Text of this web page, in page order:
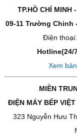
TP.HỒ CHÍ MINH
09-11 Trường Chinh
Điện
Hotline(24/
Xem
MIỀN
ĐIỆN MÁY BẾP
323 Nguyễn Hưu